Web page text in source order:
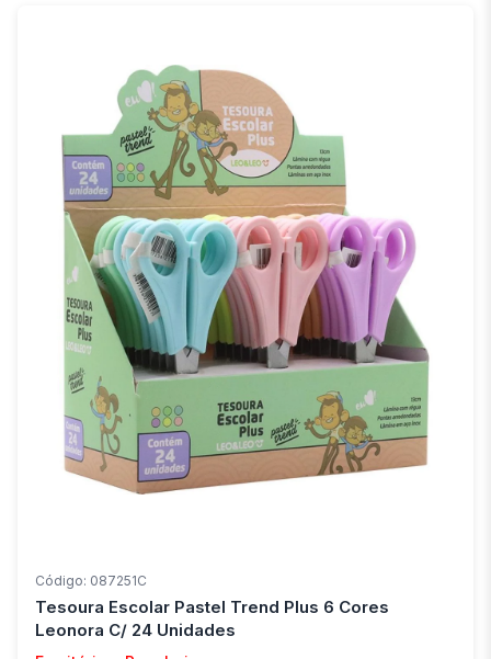
Código: 087251C
Tesoura Escolar Pastel Trend Plus 6 Cores
Leonora C/ 24 Unidades